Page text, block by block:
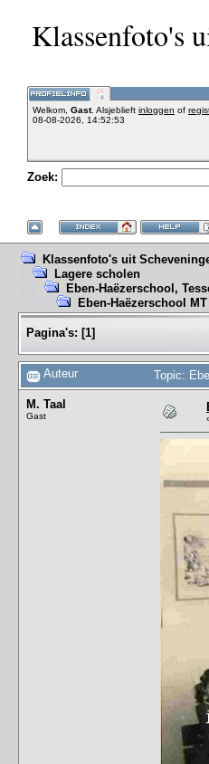
Klassenfoto's
Welkom, Gast. Alsjeblieft inloggen of
08-08-2026, 14:52:53
Zoek:
Klassenfoto's uit
Lagere scholen
Eben-Haëzerschool,
Eben-Haëzerschool
Pagina's: [1]
Auteur Topic:
M. Taal
Gast